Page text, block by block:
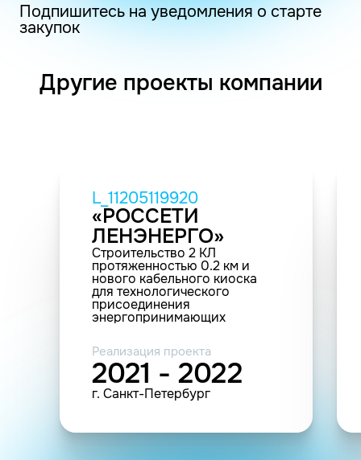
Подпишитесь на уведомления о старте
закупок
Другие проекты компании
L_11205119920
«РОССЕТИ
ЛЕНЭНЕРГО»
Строительство 2 КЛ
протяженностью 0.2 км и
нового кабельного киоска
для технологического
присоединения
энергопринимающих
"ЭНЕРГОКОМПЛЕКС", по
адресу: автоцентр, г. Санкт-
Петербург, установлено
относительно ориентира,
расположенного в границах
участка. Ориентир г. Санкт-
кадастровый номер
Реализация проекта
2021 - 2022
г. Санкт-Петербург